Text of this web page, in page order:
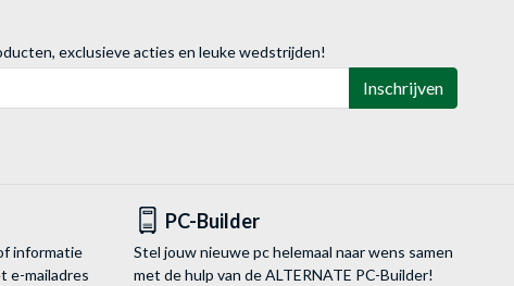
exclusieve acties en leuke wedstrijden!
Inschrijven
informatie
e-mailadres
PC-Builder
Stel jouw nieuwe pc helemaal naar wens samen
met de hulp van de ALTERNATE PC-Builder!